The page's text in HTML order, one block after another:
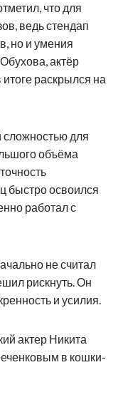
что для
ведь стендап
но и умения
актёр
раскрылся на
сложностью для
объёма
быстро освоился
работал с
не считал
рискнуть. Он
и усилия.
актер Никита
в кошки-